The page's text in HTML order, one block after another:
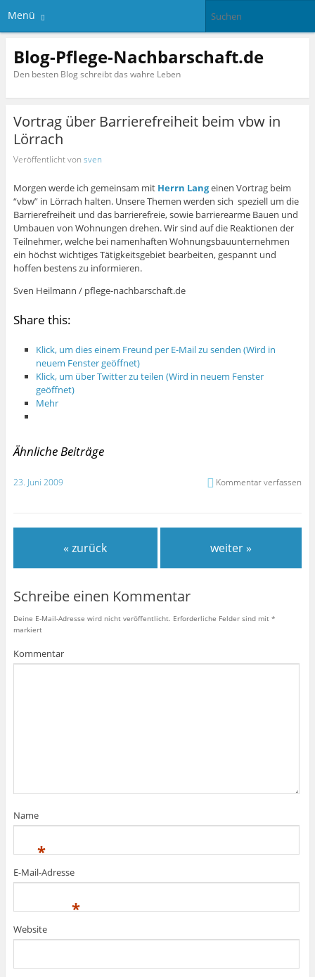
Menü
Blog-Pflege-Nachbarschaft.de
Den besten Blog schreibt das wahre Leben
Vortrag über Barrierefreiheit beim vbw in
Lörrach
Veröffentlicht von sven
Morgen werde ich gemeinsam mit Herrn Langeinen Vortrag beim
“vbw” in Lörrach halten. Unsere Themen werden sich speziell um die
Barrierefreiheit und das barrierefreie, sowie barrierearme Bauen und
Umbauen von Wohnungen drehen. Wir sind auf die Reaktionen der
Teilnehmer, welche bei namenhaften Wohnungsbauunternehmen
ein höchst wichtiges Tätigkeitsgebiet bearbeiten, gespannt und
hoffen bestens zu informieren.
Sven Heilmann / pflege-nachbarschaft.de
Share this:
Klick, um dies einem Freund per E-Mail zu senden (Wird in
neuem Fenster geöffnet)
Klick, um über Twitter zu teilen (Wird in neuem Fenster
geöffnet)
Mehr
Ähnliche Beiträge
23. Juni 2009 Kommentar verfassen
« zurück weiter »
Schreibe einen Kommentar
Deine E-Mail-Adresse wird nicht veröffentlicht. Erforderliche Felder sind mit *
markiert
Kommentar
Name
*
E-Mail-Adresse
*
Website